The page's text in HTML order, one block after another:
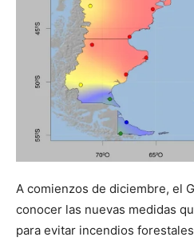
A comienzos de diciembre, el
conocer las nuevas medidas
para evitar incendios